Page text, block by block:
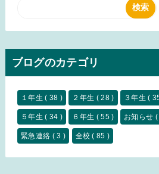
ブログのカテゴリ
１年生( 38 ) ２年生 ( 28 ) ３年生(
５年生( 34 ) ６年生 ( 55 ) お知らせ
緊急連絡 ( 3 ) 全校( 85 )